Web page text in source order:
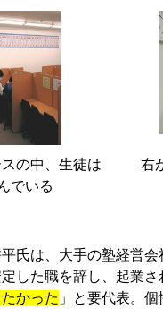
の中、生徒は
でいる
右
氏は、大手の塾経営
した職を辞し、起業
かった 」と要代表。